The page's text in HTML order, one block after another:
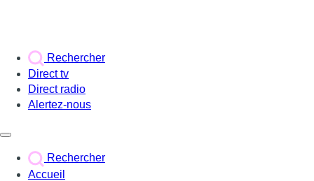
Rechercher
Direct tv
Direct radio
Alertez-nous
Rechercher
Accueil